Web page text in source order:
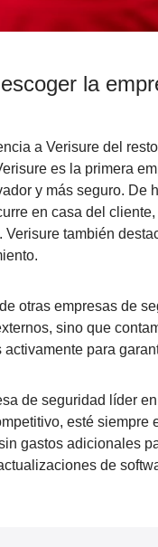
la
a Verisure del
es la primera
y más seguro. De
en casa del
Verisure también
otras empresas de
sino que
activamente para
de seguridad líder
esté siempre
gastos adicionales
de